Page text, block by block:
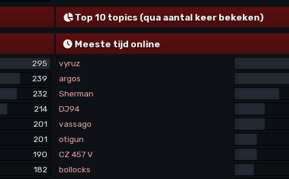
Top 10 topics (qua aantal keer bekeken)
295
239
232
214
201
201
190
182
Meeste tijd online
vyruz
argos
Sherman
DJ94
vassago
otigun
CZ 457 V
bollocks